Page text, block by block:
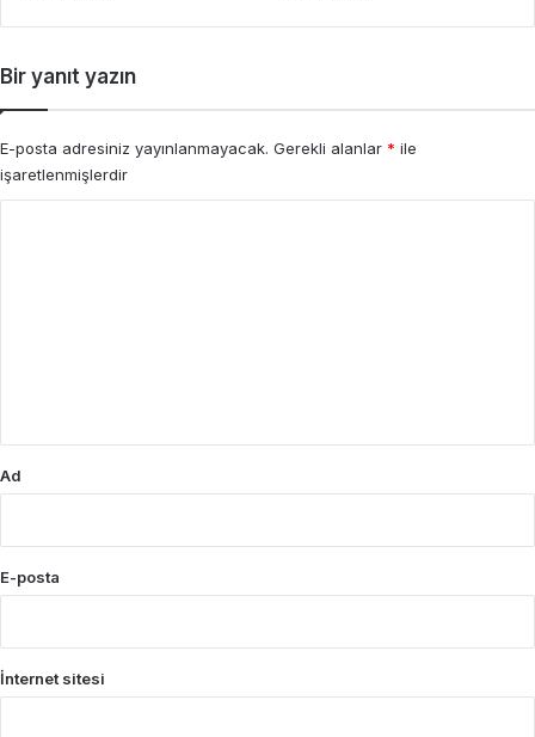
Bir yanıt yazın
E-posta adresiniz yayınlanmayacak. Gerekli alanlar * ile
işaretlenmişlerdir
Ad
E-posta
İnternet sitesi